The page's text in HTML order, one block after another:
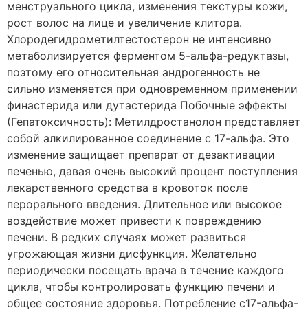
менструального цикла, изменения текстуры кожи,
рост волос на лице и увеличение клитора.
Хлородегидрометилтестостерон не интенсивно
метаболизируется ферментом 5-альфа-редуктазы,
поэтому его относительная андрогенность не
сильно изменяется при одновременном применении
финастерида или дутастерида Побочные эффекты
(Гепатоксичность): Метилдростанолон представляет
собой алкилированное соединение с 17-альфа. Это
изменение защищает препарат от дезактивации
печенью, давая очень высокий процент поступления
лекарственного средства в кровоток после
перорального введения. Длительное или высокое
воздействие может привести к повреждению
печени. В редких случаях может развиться
угрожающая жизни дисфункция. Желательно
периодически посещать врача в течение каждого
цикла, чтобы контролировать функцию печени и
общее состояние здоровья. Потребление c17-альфа-